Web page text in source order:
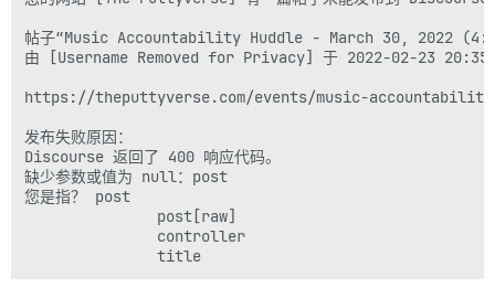
帖子“Music Accountability Huddle - March 30, 2022 (4:15
由 [Username Removed for Privacy] 于 2022-02-23
https://theputtyverse.com/events/music-
发布失败原因：
Discourse 返回了 400 响应代码。
缺少参数或值为 null：post
您是指？ post
               post[raw]
               controller